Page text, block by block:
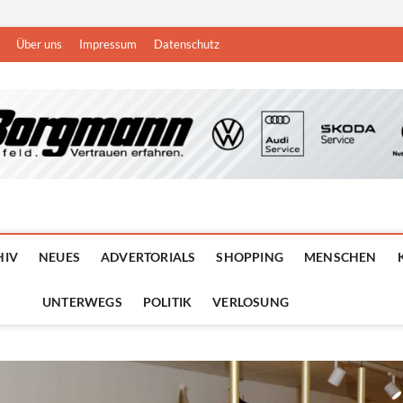
Über uns Impressum Datenschutz
NIEDERRHEIN
NEUES ADVERTORIALS SHOPPING MENSCHEN
UNTERWEGS POLITIK VERLOSUNG